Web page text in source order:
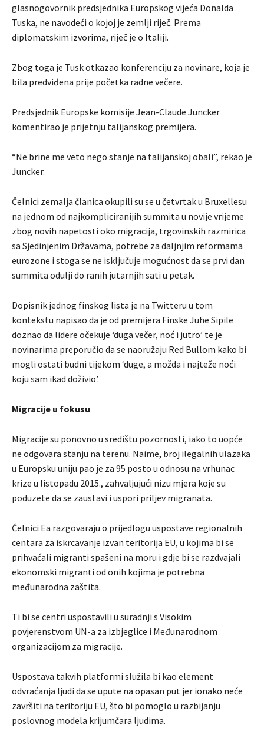
glasnogovornik predsjednika Europskog vijeća Donalda
Tuska, ne navodeći o kojoj je zemlji riječ. Prema
diplomatskim izvorima, riječ je o Italiji.
Zbog toga je Tusk otkazao konferenciju za novinare, koja je
bila predviđena prije početka radne večere.
Predsjednik Europske komisije Jean-Claude Juncker
komentirao je prijetnju talijanskog premijera.
“Ne brine me veto nego stanje na talijanskoj obali”, rekao je
Juncker.
Čelnici zemalja članica okupili su se u četvrtak u Bruxellesu
na jednom od najkompliciranijih summita u novije vrijeme
zbog novih napetosti oko migracija, trgovinskih razmirica
sa Sjedinjenim Državama, potrebe za daljnjim reformama
eurozone i stoga se ne isključuje mogućnost da se prvi dan
summita odulji do ranih jutarnjih sati u petak.
Dopisnik jednog finskog lista je na Twitteru u tom
kontekstu napisao da je od premijera Finske Juhe Sipile
doznao da lidere očekuje ‘duga večer, noć i jutro’ te je
novinarima preporučio da se naoružaju Red Bullom kako bi
mogli ostati budni tijekom ‘duge, a možda i najteže noći
koju sam ikad doživio’.
Migracije u fokusu
Migracije su ponovno u središtu pozornosti, iako to uopće
ne odgovara stanju na terenu. Naime, broj ilegalnih ulazaka
u Europsku uniju pao je za 95 posto u odnosu na vrhunac
krize u listopadu 2015., zahvaljujući nizu mjera koje su
poduzete da se zaustavi i uspori priljev migranata.
Čelnici Ea razgovaraju o prijedlogu uspostave regionalnih
centara za iskrcavanje izvan teritorija EU, u kojima bi se
prihvaćali migranti spašeni na moru i gdje bi se razdvajali
ekonomski migranti od onih kojima je potrebna
međunarodna zaštita.
Ti bi se centri uspostavili u suradnji s Visokim
povjerenstvom UN-a za izbjeglice i Međunarodnom
organizacijom za migracije.
Uspostava takvih platformi služila bi kao element
odvraćanja ljudi da se upute na opasan put jer ionako neće
završiti na teritoriju EU, što bi pomoglo u razbijanju
poslovnog modela krijumčara ljudima.